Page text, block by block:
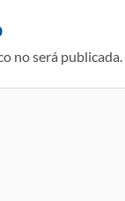
no será publicada.